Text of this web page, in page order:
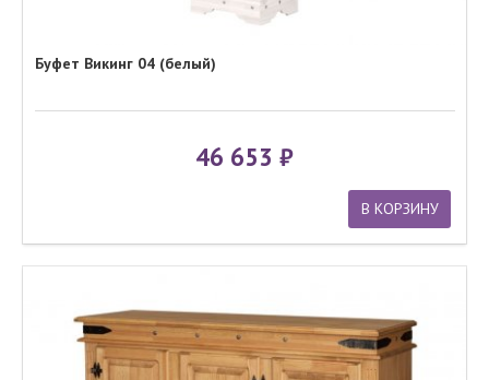
Буфет Викинг 04 (белый)
46 653
В КОРЗИНУ